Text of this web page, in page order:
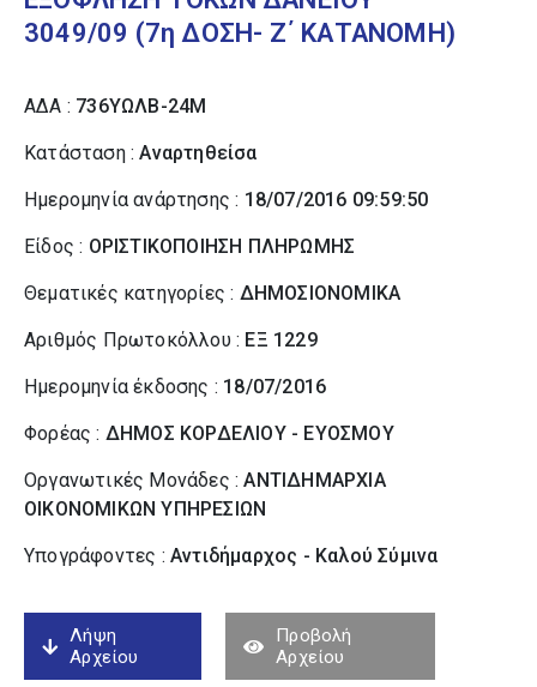
3049/09 (7η ΔΟΣΗ- Ζ΄ ΚΑΤΑΝΟΜΗ)
ΑΔΑ : 736ΥΩΛΒ-24Μ
Κατάσταση :Αναρτηθείσα
Ημερομηνία ανάρτησης : 18/07/2016 09:59:50
Είδος : ΟΡΙΣΤΙΚΟΠΟΙΗΣΗ ΠΛΗΡΩΜΗΣ
Θεματικές κατηγορίες : ΔΗΜΟΣΙΟΝΟΜΙΚΑ
Αριθμός Πρωτοκόλλου : ΕΞ 1229
Ημερομηνία έκδοσης : 18/07/2016
Φορέας : ΔΗΜΟΣ ΚΟΡΔΕΛΙΟΥ - ΕΥΟΣΜΟΥ
Οργανωτικές Μονάδες :ΑΝΤΙΔΗΜΑΡΧΙΑ
ΟΙΚΟΝΟΜΙΚΩΝ ΥΠΗΡΕΣΙΩΝ
Υπογράφοντες : Αντιδήμαρχος - Καλού Σύµινα
Λήψη
Αρχείου
Προβολή
Αρχείου